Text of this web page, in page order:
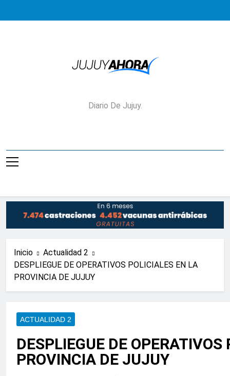
Jujuy Ahora!
Diario De Jujuy.
Inicio
Actualidad 2
DESPLIEGUE DE OPERATIVOS POLICIALES EN LA
PROVINCIA DE JUJUY
ACTUALIDAD 2
DESPLIEGUE DE
PROVINCIA DE JUJUY